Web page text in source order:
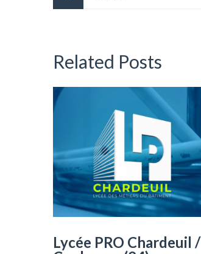
Related Posts
Lycée PRO Chardeuil /